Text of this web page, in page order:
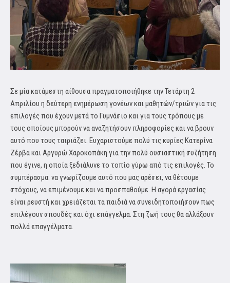
Σε μία κατάμεστη αίθουσα πραγματοποιήθηκε την Τετάρτη 2
Απριλίου η δεύτερη ενημέρωση γονέων και μαθητών/τριών για τις
επιλογές που έχουν μετά το Γυμνάσιο και για τους τρόπους με
τους οποίους μπορούν να αναζητήσουν πληροφορίες και να βρουν
αυτό που τους ταιριάζει. Ευχαριστούμε πολύ τις κυρίες Κατερίνα
Ζέρβα και Αργυρώ Χαροκοπάκη για την πολύ ουσιαστική συζήτηση
που έγινε, η οποία ξεδιάλυνε το τοπίο γύρω από τις επιλογές. Το
συμπέρασμα: να γνωρίζουμε αυτό που μας αρέσει, να θέτουμε
στόχους, να επιμένουμε και να προσπαθούμε. Η αγορά εργασίας
είναι ρευστή και χρειάζεται τα παιδιά να συνειδητοποιήσουν πως
επιλέγουν σπουδές και όχι επάγγελμα. Στη ζωή τους θα αλλάξουν
πολλά επαγγέλματα.